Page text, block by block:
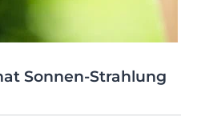
Sonnen-Strahlung